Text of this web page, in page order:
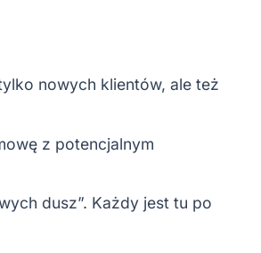
nowych klientów, ale też
z potencjalnym
dusz”. Każdy jest tu po